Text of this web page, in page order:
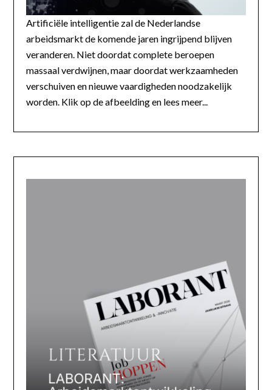
Artificiële intelligentie zal de Nederlandse
arbeidsmarkt de komende jaren ingrijpend blijven
veranderen. Niet doordat complete beroepen
massaal verdwijnen, maar doordat werkzaamheden
verschuiven en nieuwe vaardigheden noodzakelijk
worden. Klik op de afbeelding en lees meer...